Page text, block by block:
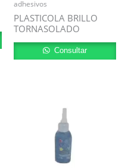
adhesivos
PLASTICOLA BRILLO
TORNASOLADO
Consultar